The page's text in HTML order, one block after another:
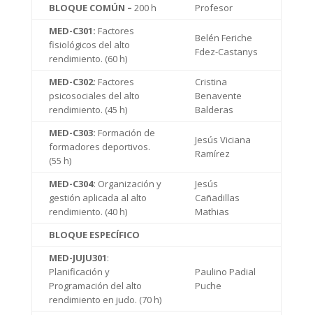
BLOQUE COMÚN – 200 h
Profesor
MED-C301: Factores
fisiológicos del alto
rendimiento. (60 h)
Belén Feriche
Fdez-Castanys
MED-C302: Factores
psicosociales del alto
rendimiento. (45 h)
Cristina
Benavente
Balderas
MED-C303: Formación de
formadores deportivos.
(55 h)
Jesús Viciana
Ramírez
MED-C304: Organización y
gestión aplicada al alto
rendimiento. (40 h)
Jesús
Cañadillas
Mathias
BLOQUE ESPECÍFICO
MED-JUJU301:
Planificación y
Programación del alto
rendimiento en judo. (70 h)
Paulino Padial
Puche